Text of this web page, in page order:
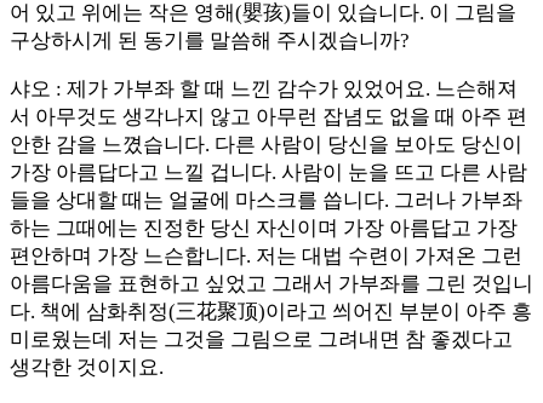
어 있고 위에는 작은 영해(嬰孩)들이 있습니다. 이 그림을
구상하시게 된 동기를 말씀해 주시겠습니까?
샤오 : 제가 가부좌 할 때 느낀 감수가 있었어요. 느슨해져
서 아무것도 생각나지 않고 아무런 잡념도 없을 때 아주 편
안한 감을 느꼈습니다. 다른 사람이 당신을 보아도 당신이
가장 아름답다고 느낄 겁니다. 사람이 눈을 뜨고 다른 사람
들을 상대할 때는 얼굴에 마스크를 씁니다. 그러나 가부좌
하는 그때에는 진정한 당신 자신이며 가장 아름답고 가장
편안하며 가장 느슨합니다. 저는 대법 수련이 가져온 그런
아름다움을 표현하고 싶었고 그래서 가부좌를 그린 것입니
다. 책에 삼화취정(三花聚顶)이라고 씌어진 부분이 아주 흥
미로웠는데 저는 그것을 그림으로 그려내면 참 좋겠다고
생각한 것이지요.